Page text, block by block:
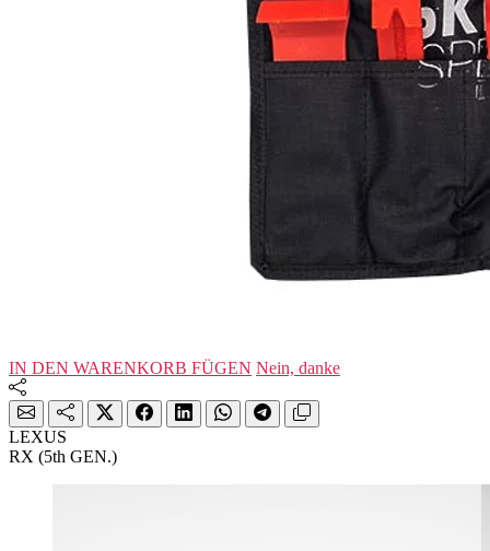
IN DEN WARENKORB FÜGEN Nein, danke
LEXUS
RX (5th GEN.)